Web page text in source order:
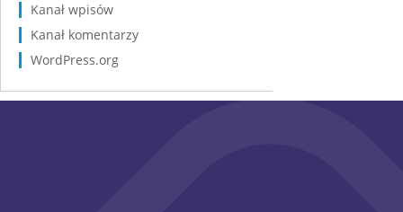
Kanał wpisów
Kanał komentarzy
WordPress.org